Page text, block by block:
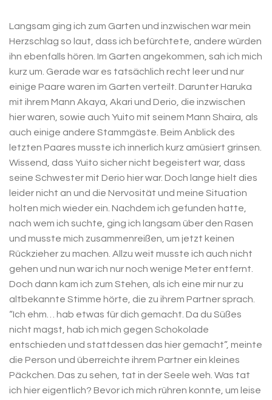
Langsam ging ich zum Garten und inzwischen war mein
Herzschlag so laut, dass ich befürchtete, andere würden
ihn ebenfalls hören. Im Garten angekommen, sah ich mich
kurz um. Gerade war es tatsächlich recht leer und nur
einige Paare waren im Garten verteilt. Darunter Haruka
mit ihrem Mann Akaya, Akari und Derio, die inzwischen
hier waren, sowie auch Yuito mit seinem Mann Shaira, als
auch einige andere Stammgäste. Beim Anblick des
letzten Paares musste ich innerlich kurz amüsiert grinsen.
Wissend, dass Yuito sicher nicht begeistert war, dass
seine Schwester mit Derio hier war. Doch lange hielt dies
leider nicht an und die Nervosität und meine Situation
holten mich wieder ein. Nachdem ich gefunden hatte,
nach wem ich suchte, ging ich langsam über den Rasen
und musste mich zusammenreißen, um jetzt keinen
Rückzieher zu machen. Allzu weit musste ich auch nicht
gehen und nun war ich nur noch wenige Meter entfernt.
Doch dann kam ich zum Stehen, als ich eine mir nur zu
altbekannte Stimme hörte, die zu ihrem Partner sprach.
“Ich ehm… hab etwas für dich gemacht. Da du Süßes
nicht magst, hab ich mich gegen Schokolade
entschieden und stattdessen das hier gemacht”, meinte
die Person und überreichte ihrem Partner ein kleines
Päckchen. Das zu sehen, tat in der Seele weh. Was tat
ich hier eigentlich? Bevor ich mich rühren konnte, um leise